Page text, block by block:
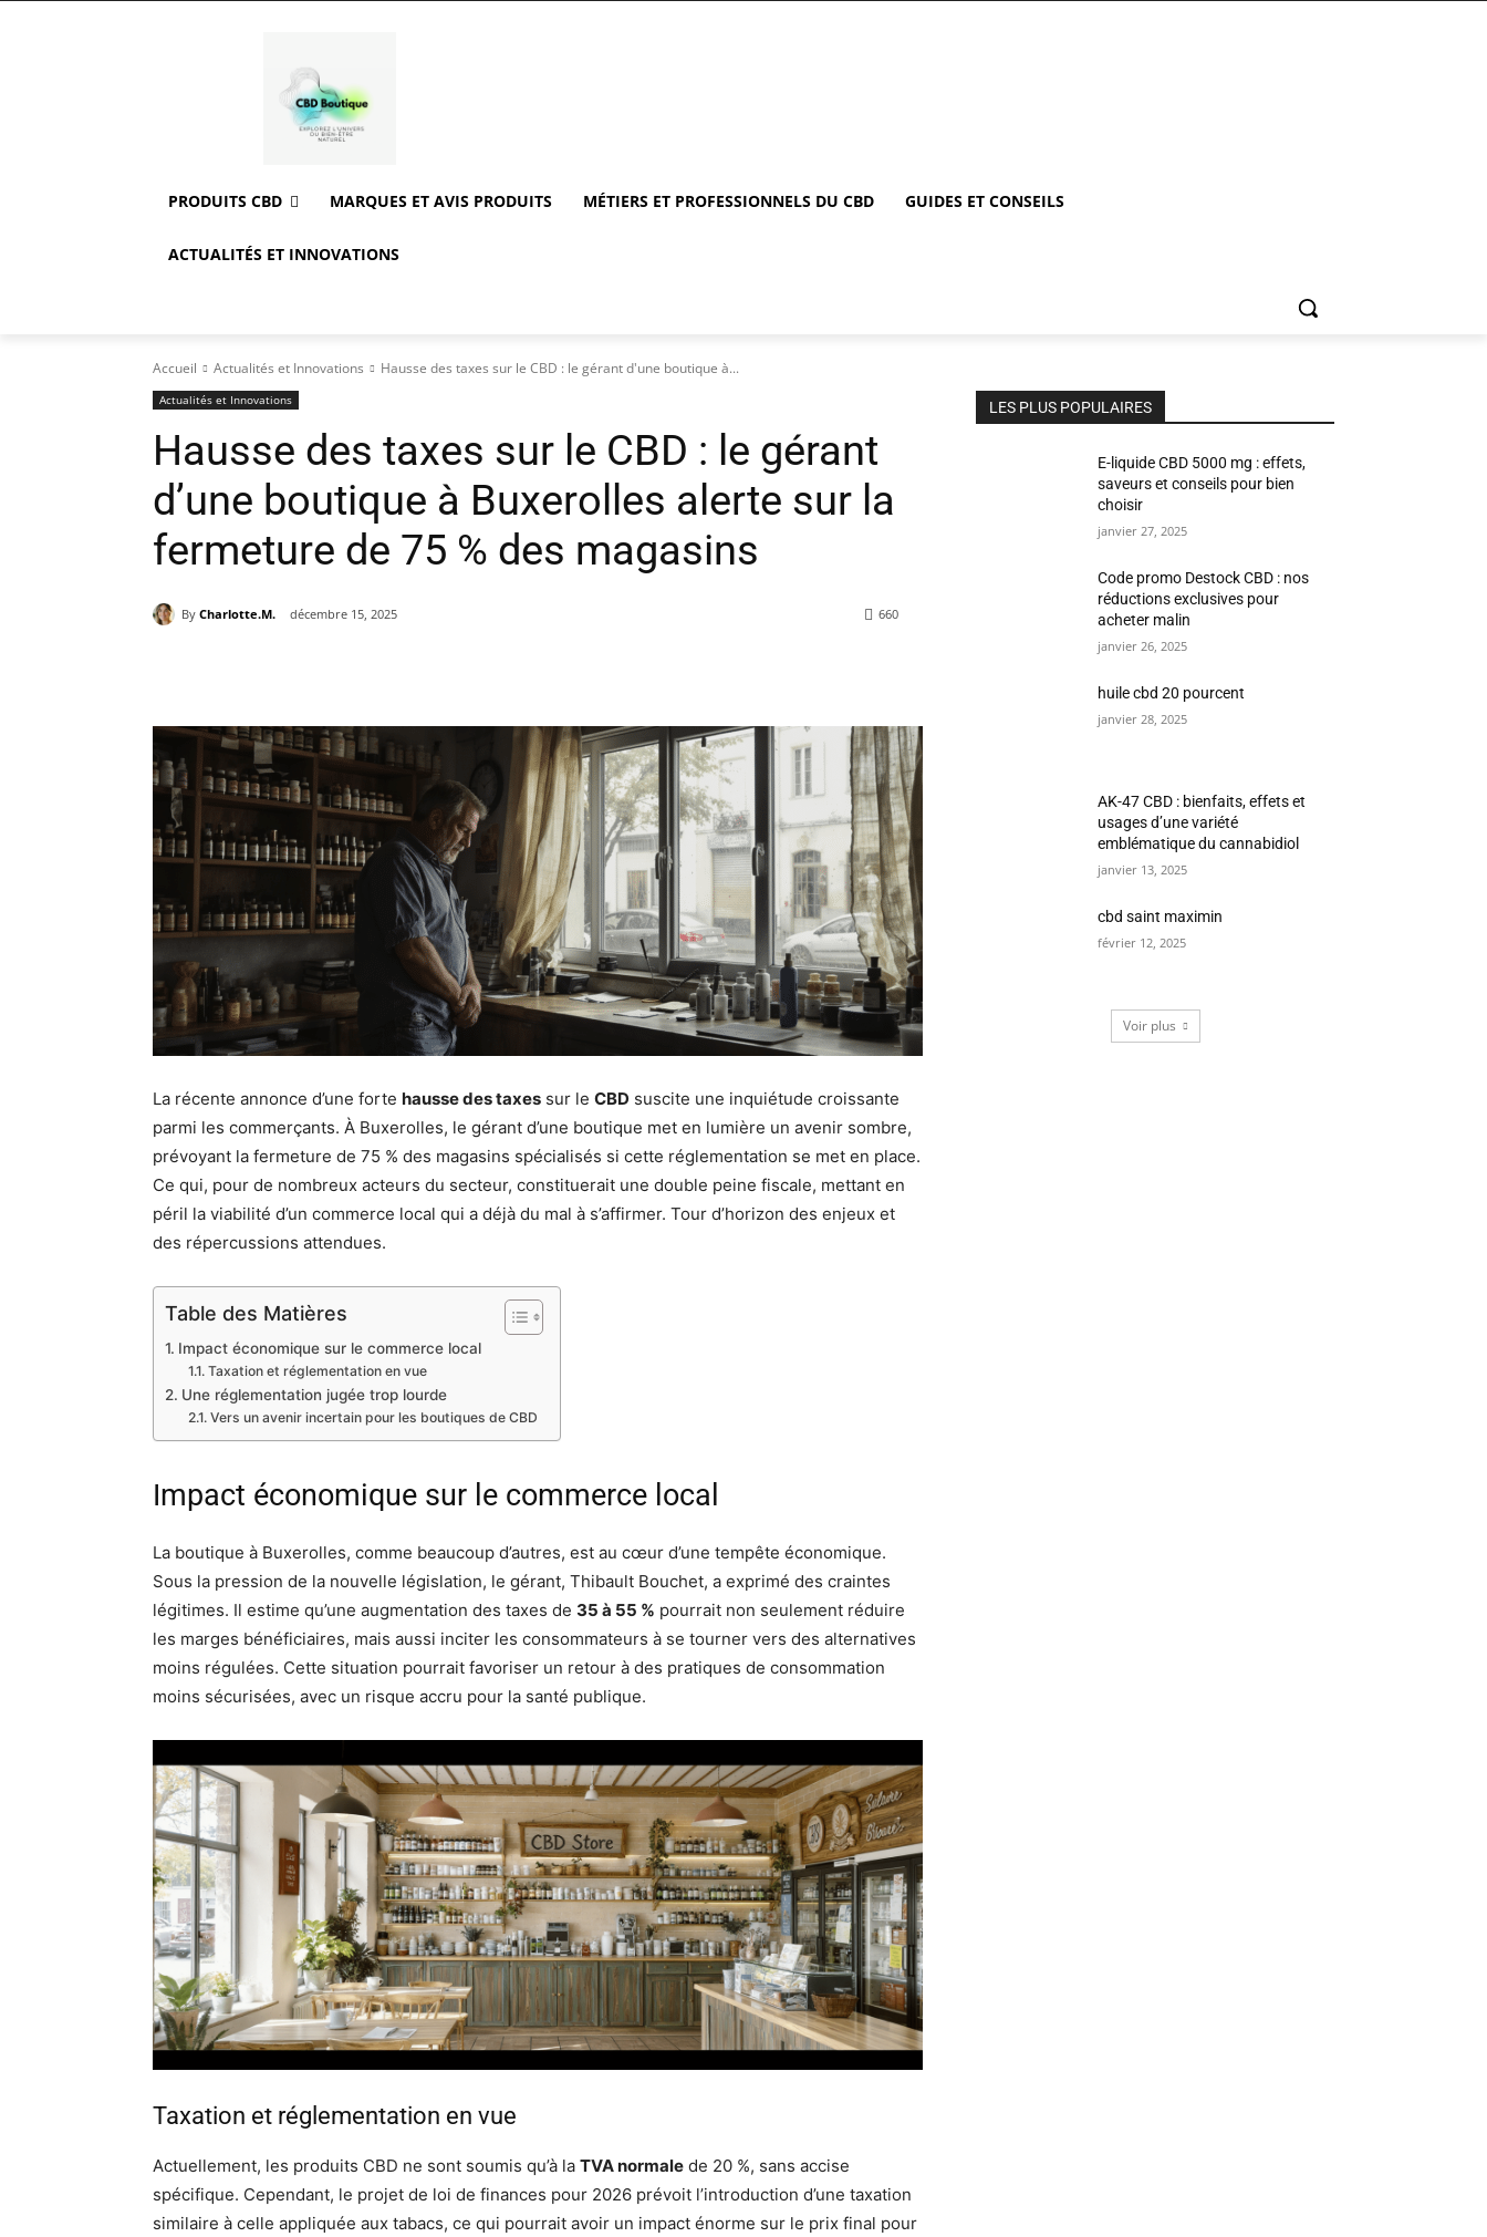
PRODUITS CBD MARQUES ET AVIS PRODUITS MÉTIERS ET PROFESSIONNELS DU CBD GUIDES ET CONSEILS
ACTUALITÉS ET INNOVATIONS
Accueil Actualités et Innovations Hausse des taxes sur le CBD : le gérant d'une boutique à...
Actualités et Innovations
Hausse des taxes sur le CBD : le gérant
d’une boutique à Buxerolles alerte sur la
fermeture de 75 % des magasins
By Charlotte.M. décembre 15, 2025 660
La récente annonce d’une forte hausse des taxes sur le CBD suscite une inquiétude croissante
parmi les commerçants. À Buxerolles, le gérant d’une boutique met en lumière un avenir sombre,
prévoyant la fermeture de 75 % des magasins spécialisés si cette réglementation se met en place.
Ce qui, pour de nombreux acteurs du secteur, constituerait une double peine fiscale, mettant en
péril la viabilité d’un commerce local qui a déjà du mal à s’affirmer. Tour d’horizon des enjeux et
des répercussions attendues.
Table des Matières
Impact économique sur le commerce local
Taxation et réglementation en vue
Une réglementation jugée trop lourde
Vers un avenir incertain pour les boutiques de CBD
Impact économique sur le commerce local
La boutique à Buxerolles, comme beaucoup d’autres, est au cœur d’une tempête économique.
Sous la pression de la nouvelle législation, le gérant, Thibault Bouchet, a exprimé des craintes
légitimes. Il estime qu’une augmentation des taxes de 35 à 55 % pourrait non seulement réduire
les marges bénéficiaires, mais aussi inciter les consommateurs à se tourner vers des alternatives
moins régulées. Cette situation pourrait favoriser un retour à des pratiques de consommation
moins sécurisées, avec un risque accru pour la santé publique.
Taxation et réglementation en vue
Actuellement, les produits CBD ne sont soumis qu’à la TVA normale de 20 %, sans accise
spécifique. Cependant, le projet de loi de finances pour 2026 prévoit l’introduction d’une taxation
similaire à celle appliquée aux tabacs, ce qui pourrait avoir un impact énorme sur le prix final pour
LES PLUS POPULAIRES
E-liquide CBD 5000 mg : effets,
saveurs et conseils pour bien
choisir
janvier 27, 2025
Code promo Destock CBD : nos
réductions exclusives pour
acheter malin
janvier 26, 2025
huile cbd 20 pourcent
janvier 28, 2025
AK-47 CBD : bienfaits, effets et
usages d’une variété
emblématique du cannabidiol
janvier 13, 2025
cbd saint maximin
février 12, 2025
Voir plus